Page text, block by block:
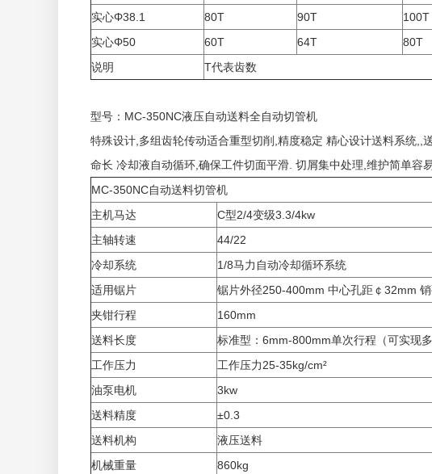
实心Φ38.1
80T 90T 100T
实心Φ50
60T 64T 80T
说明
T代表齿数
型号：MC-350NC液压自动送料全自动切管机
特殊设计,多组齿轮传动适合重型切削,精度稳定 精心设计送料系统
命长 冷却液自动循环,确保工件切面平滑. 切屑集中处理,维护简单容易
MC-350NC自动送料切管机
主机马达
C型2/4变级3.3/4kw
主轴转速
44/22
冷却系统
1/8马力自动冷却循环系统
适用锯片
锯片外径250-400mm 中心孔距￠32mm
夹钳行程
160mm
送料长度
标准型：6mm-800mm单次行程（可实现多
工作压力
工作压力25-35kg/cm²
油泵电机
3kw
送料精度
±0.3
送料机构
液压送料
机械重量
860kg